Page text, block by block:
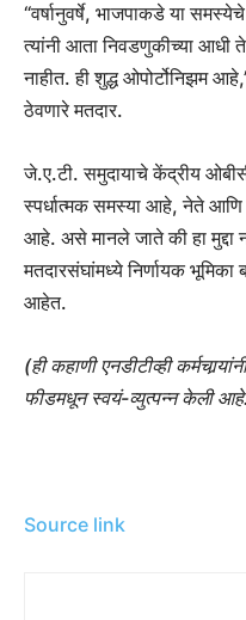
“वर्षानुवर्षे, भाजपाकडे या
त्यांनी आता निवडणुकीच्या आधी ते
नाहीत. ही शुद्ध ओपोर्टोनिझम
ठेवणारे मतदार.
जे.ए.टी. समुदायाचे केंद्रीय
स्पर्धात्मक समस्या आहे, नेते आणि
आहे. असे मानले जाते की हा मुद्दा
मतदारसंघांमध्ये निर्णायक
आहेत.
(ही कहाणी एनडीटीव्ही
फीडमधून स्वयं-व्युत्पन्न केली
Source link